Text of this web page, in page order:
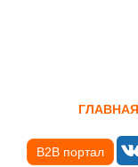
ГЛАВНАЯ
B2B портал